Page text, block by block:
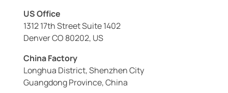
US Office
1312 17th Street Suite 1402
Denver CO 80202, US
China Factory
Longhua District, Shenzhen City
Guangdong Province, China